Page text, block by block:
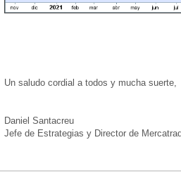
Un saludo cordial a todos y mucha suerte,
Daniel Santacreu
Jefe de Estrategias y Director de